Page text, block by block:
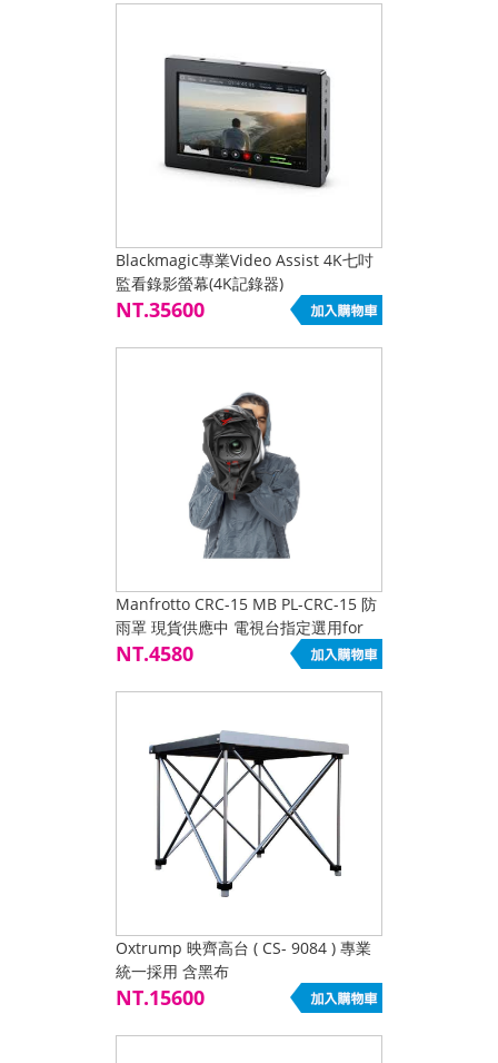
Blackmagic專業Video Assist 4K七吋
監看錄影螢幕(4K記錄器)
NT.35600
Manfrotto CRC-15 MB PL-CRC-15 防
雨罩 現貨供應中 電視台指定選用for
Z150,Z190,DVX200,PXW-FS5,FS7
NT.4580
Oxtrump 映齊高台 ( CS- 9084 ) 專業
統一採用 含黑布
NT.15600